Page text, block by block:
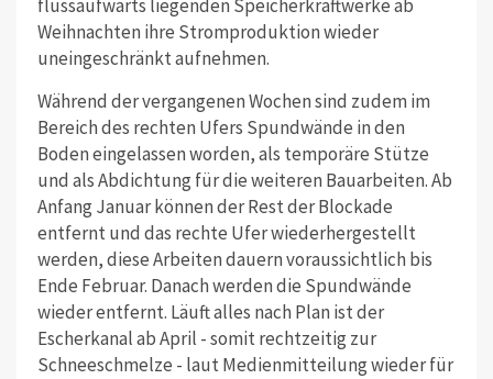
flussaufwärts liegenden Speicherkraftwerke ab
Weihnachten ihre Stromproduktion wieder
uneingeschränkt aufnehmen.
Während der vergangenen Wochen sind zudem im
Bereich des rechten Ufers Spundwände in den
Boden eingelassen worden, als temporäre Stütze
und als Abdichtung für die weiteren Bauarbeiten. Ab
Anfang Januar können der Rest der Blockade
entfernt und das rechte Ufer wiederhergestellt
werden, diese Arbeiten dauern voraussichtlich bis
Ende Februar. Danach werden die Spundwände
wieder entfernt. Läuft alles nach Plan ist der
Escherkanal ab April - somit rechtzeitig zur
Schneeschmelze - laut Medienmitteilung wieder für